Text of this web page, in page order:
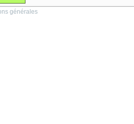
générales